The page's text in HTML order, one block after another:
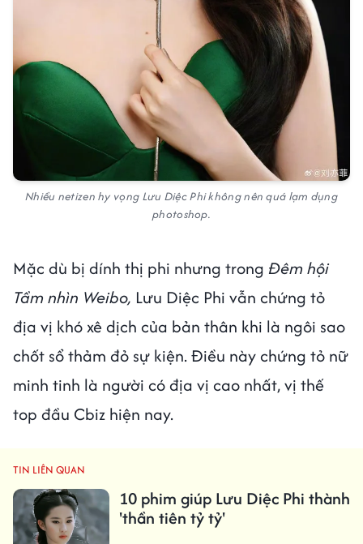
Nhiều netizen hy vọng Lưu Diệc Phi không nên quá lạm dụng
photoshop.
Mặc dù bị dính thị phi nhưng trong Đêm hội
Tầm nhìn Weibo, Lưu Diệc Phi vẫn chứng tỏ
địa vị khó xê dịch của bản thân khi là ngôi sao
chốt sổ thảm đỏ sự kiện. Điều này chứng tỏ nữ
minh tinh là người có địa vị cao nhất, vị thế
top đầu Cbiz hiện nay.
TIN LIÊN QUAN
10 phim giúp Lưu Diệc Phi thành
'thần tiên tỷ tỷ'